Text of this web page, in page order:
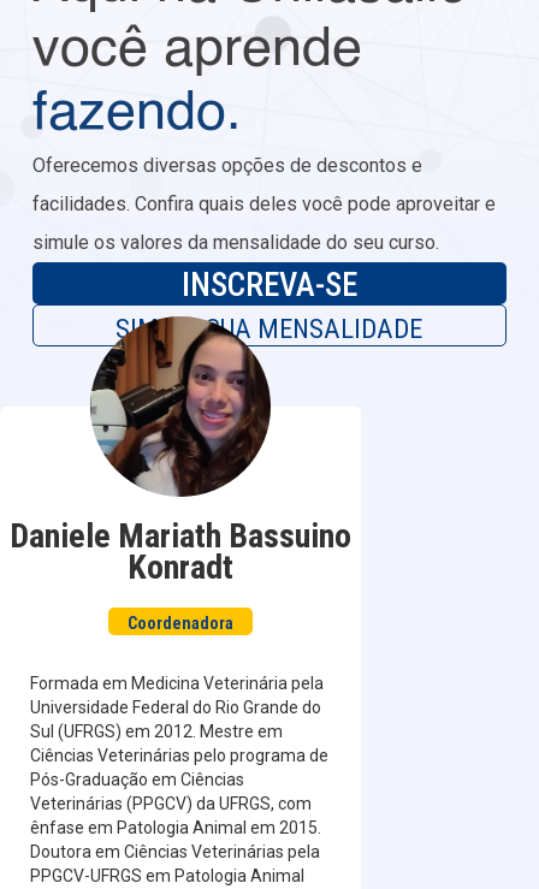
você aprende
fazendo.
Oferecemos diversas opções de descontos e
facilidades. Confira quais deles você pode aproveitar e
simule os valores da mensalidade do seu curso.
INSCREVA-SE
SIMULE SUA MENSALIDADE
Daniele Mariath Bassuino
Konradt
Coordenadora
Formada em Medicina Veterinária pela
Universidade Federal do Rio Grande do
Sul (UFRGS) em 2012. Mestre em
Ciências Veterinárias pelo programa de
Pós-Graduação em Ciências
Veterinárias (PPGCV) da UFRGS, com
ênfase em Patologia Animal em 2015.
Doutora em Ciências Veterinárias pela
PPGCV-UFRGS em Patologia Animal